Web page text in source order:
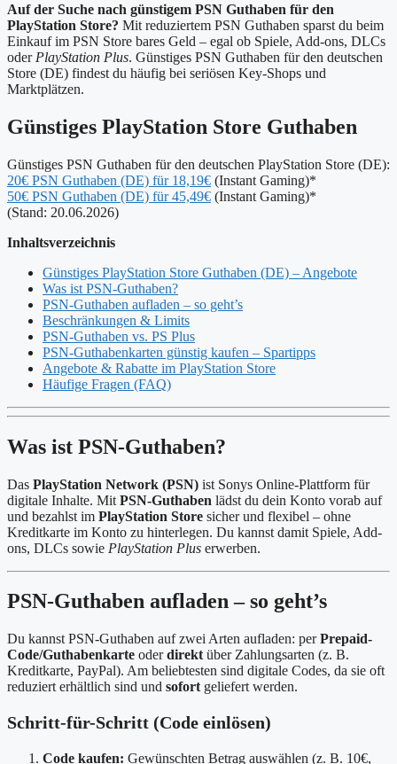
Auf der Suche nach günstigem PSN Guthaben für den
PlayStation Store? Mit reduziertem PSN Guthaben sparst du beim
Einkauf im PSN Store bares Geld – egal ob Spiele, Add-ons, DLCs
oder PlayStation Plus. Günstiges PSN Guthaben für den deutschen
Store (DE) findest du häufig bei seriösen Key-Shops und
Marktplätzen.
Günstiges PlayStation Store Guthaben
Günstiges PSN Guthaben für den deutschen PlayStation Store (DE):
20€ PSN Guthaben (DE) für 18,19€ (Instant Gaming)*
50€ PSN Guthaben (DE) für 45,49€ (Instant Gaming)*
(Stand: 20.06.2026)
Inhaltsverzeichnis
Günstiges PlayStation Store Guthaben (DE) – Angebote
Was ist PSN-Guthaben?
PSN-Guthaben aufladen – so geht’s
Beschränkungen & Limits
PSN-Guthaben vs. PS Plus
PSN-Guthabenkarten günstig kaufen – Spartipps
Angebote & Rabatte im PlayStation Store
Häufige Fragen (FAQ)
Was ist PSN-Guthaben?
Das PlayStation Network (PSN) ist Sonys Online-Plattform für
digitale Inhalte. Mit PSN-Guthaben lädst du dein Konto vorab auf
und bezahlst im PlayStation Store sicher und flexibel – ohne
Kreditkarte im Konto zu hinterlegen. Du kannst damit Spiele, Add-
ons, DLCs sowie PlayStation Plus erwerben.
PSN-Guthaben aufladen – so geht’s
Du kannst PSN-Guthaben auf zwei Arten aufladen: perPrepaid-
Code/Guthabenkarte oderdirekt über Zahlungsarten (z. B.
Kreditkarte, PayPal). Am beliebtesten sind digitale Codes, da sie oft
reduziert erhältlich sind und sofort geliefert werden.
Schritt-für-Schritt (Code einlösen)
Code kaufen: Gewünschten Betrag auswählen (z. B. 10€,